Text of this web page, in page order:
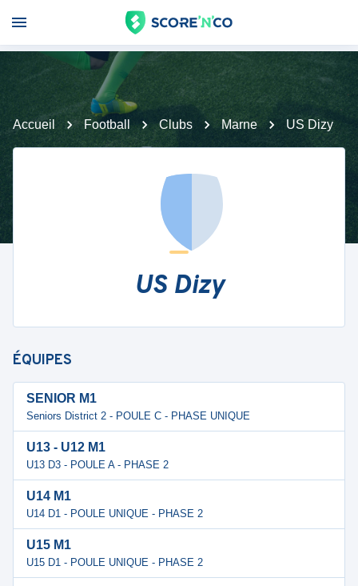
Accueil Football Clubs Marne US Dizy
US Dizy
ÉQUIPES
SENIOR M1
Seniors District 2 - POULE C - PHASE UNIQUE
U13 - U12 M1
U13 D3 - POULE A - PHASE 2
U14 M1
U14 D1 - POULE UNIQUE - PHASE 2
U15 M1
U15 D1 - POULE UNIQUE - PHASE 2